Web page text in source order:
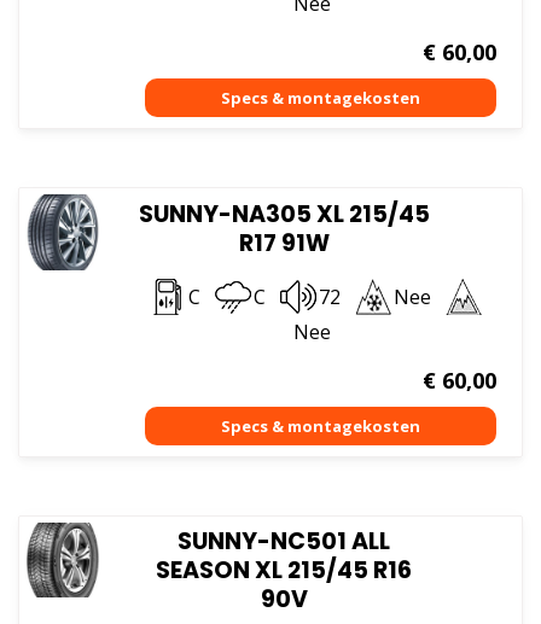
€60,00
SUNNY-NA305 XL 215/45
R17 91W
C C 72
Nee
Nee
€60,00
SUNNY-NC501 ALL
SEASON XL 215/45 R16
90V